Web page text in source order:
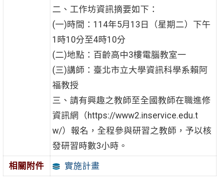
二、工作坊資訊摘要如下：
(一)時間：114年5月13日（星期二）下午
1時10分至4時10分
(二)地點：百齡高中3樓電腦教室一
(三)講師：臺北市立大學資訊科學系賴阿
福教授
三、請有興趣之教師至全國教師在職進修
資訊網（https://www2.inservice.edu.t
w/）報名，全程參與研習之教師，予以核
發研習時數3小時。
相關附件 實施計畫